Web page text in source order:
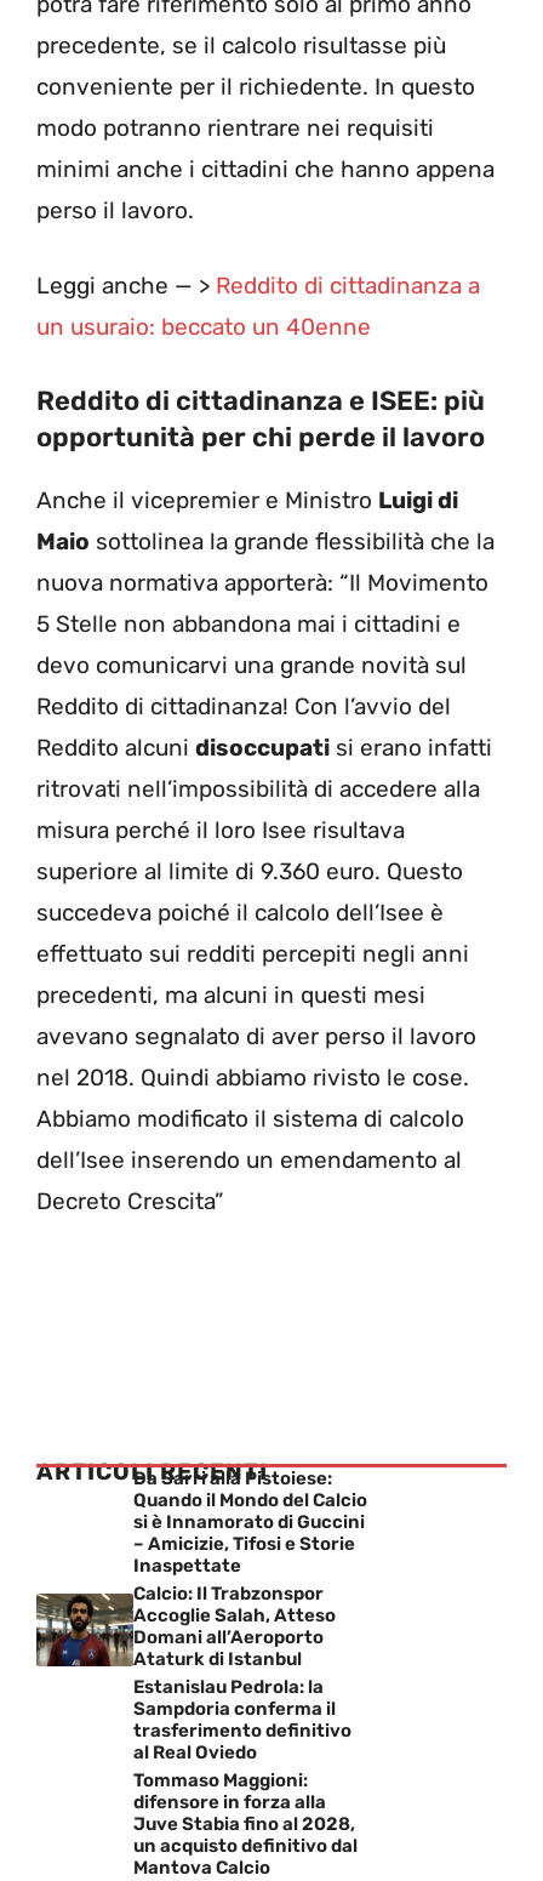
precedente, se il calcolo risultasse più
conveniente per il richiedente. In questo
modo potranno rientrare nei requisiti
minimi anche i cittadini che hanno appena
perso il lavoro.
Leggi anche — > Reddito di cittadinanza a
un usuraio: beccato un 40enne
Reddito di cittadinanza e ISEE: più
opportunità per chi perde il lavoro
Anche il vicepremier e Ministro Luigi di
Maio sottolinea la grande flessibilità che la
nuova normativa apporterà: “Il Movimento
5 Stelle non abbandona mai i cittadini e
devo comunicarvi una grande novità sul
Reddito di cittadinanza! Con l’avvio del
Reddito alcuni disoccupati si erano infatti
ritrovati nell’impossibilità di accedere alla
misura perché il loro Isee risultava
superiore al limite di 9.360 euro. Questo
succedeva poiché il calcolo dell’Isee è
effettuato sui redditi percepiti negli anni
precedenti, ma alcuni in questi mesi
avevano segnalato di aver perso il lavoro
nel 2018. Quindi abbiamo rivisto le cose.
Abbiamo modificato il sistema di calcolo
dell’Isee inserendo un emendamento al
Decreto Crescita”
ARTICOLI RECENTI
Da Sarri alla Pistoiese:
Quando il Mondo del Calcio
si è Innamorato di Guccini
– Amicizie, Tifosi e Storie
Inaspettate
Calcio: Il Trabzonspor
Accoglie Salah, Atteso
Domani all’Aeroporto
Ataturk di Istanbul
Estanislau Pedrola: la
Sampdoria conferma il
trasferimento definitivo
al Real Oviedo
Tommaso Maggioni:
difensore in forza alla
Juve Stabia fino al 2028,
un acquisto definitivo dal
Mantova Calcio